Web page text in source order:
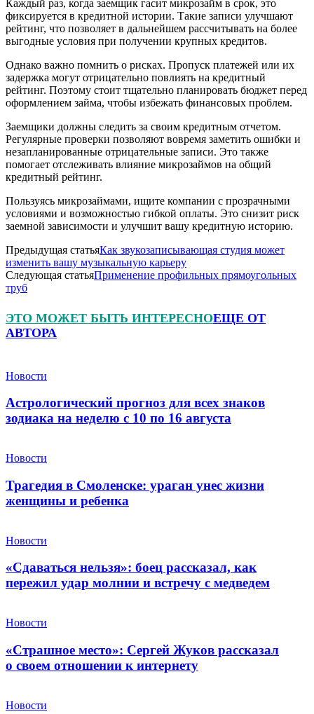
Каждый раз, когда заемщик гасит микрозайм в срок, это
фиксируется в кредитной истории. Такие записи улучшают
рейтинг, что позволяет в дальнейшем рассчитывать на более
выгодные условия при получении крупных кредитов.
Однако важно помнить о рисках. Пропуск платежей или их
задержка могут отрицательно повлиять на кредитный
рейтинг. Поэтому стоит тщательно планировать бюджет перед
оформлением займа, чтобы избежать финансовых проблем.
Заемщики должны следить за своим кредитным отчетом.
Регулярные проверки позволяют вовремя заметить ошибки и
незапланированные отрицательные записи. Это также
помогает отслеживать влияние микрозаймов на общий
кредитный рейтинг.
Пользуясь микрозаймами, ищите компании с прозрачными
условиями и возможностью гибкой оплаты. Это снизит риск
заемной зависимости и улучшит вашу кредитную историю.
Предыдущая статьяКак звукозаписывающая студия может
изменить вашу музыкальную карьеру
Следующая статьяПрименение профильных прямоугольных
труб
ЭТО МОЖЕТ БЫТЬ ИНТЕРЕСНОЕЩЕ ОТ
АВТОРА
Новости
Астрологический прогноз для всех знаков
зодиака на неделю с 10 по 16 августа
Новости
Трагедия в Смоленске: ураган унес жизни
женщины и ребенка
Новости
«Сдаваться нельзя»: боец рассказал, как
пережил удар молнии и встречу с медведем
Новости
«Страшное место»: Сергей Жуков рассказал
о своем отношении к интернету
Новости